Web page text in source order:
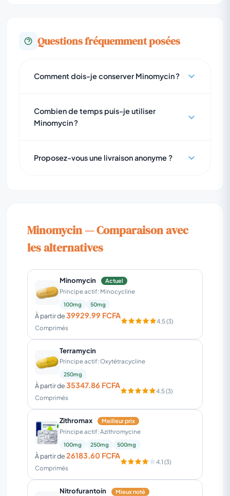
Questions fréquemment posées
Comment dois-je conserver Minomycin ?
Combien de temps puis-je utiliser
Minomycin ?
Proposez-vous une livraison anonyme ?
Minomycin — Comparaison avec
les alternatives
Minomycin Actuel
Principe actif: Minocycline
100mg 50mg
À partir de39929.99 FCFA
Comprimés
4.5 (3)
Terramycin
Principe actif: Oxytétracycline
250mg
À partir de35347.86 FCFA
Comprimés
4.5 (3)
Zithromax Meilleur prix
Principe actif: Azithromycine
100mg 250mg 500mg
À partir de26183.60 FCFA
Comprimés
4.1 (3)
Nitrofurantoin Mieux noté